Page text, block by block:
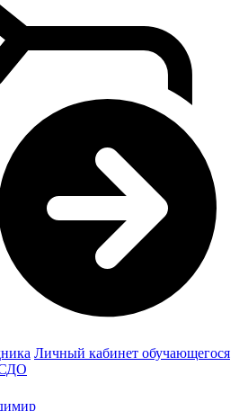
Личный кабинет обучающегося